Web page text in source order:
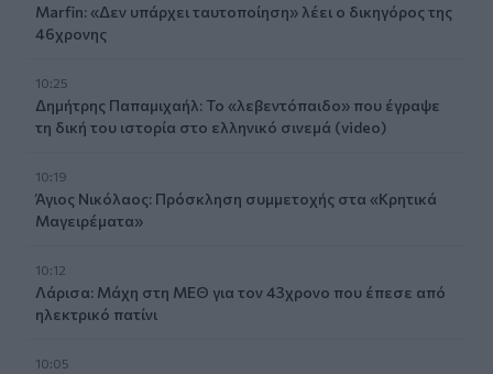
Marfin: «Δεν υπάρχει ταυτοποίηση» λέει ο δικηγόρος της
46χρονης
10:25
Δημήτρης Παπαμιχαήλ: Το «λεβεντόπαιδο» που έγραψε
τη δική του ιστορία στο ελληνικό σινεμά (video)
10:19
Άγιος Νικόλαος: Πρόσκληση συμμετοχής στα «Κρητικά
Μαγειρέματα»
10:12
Λάρισα: Μάχη στη ΜΕΘ για τον 43χρονο που έπεσε από
ηλεκτρικό πατίνι
10:05